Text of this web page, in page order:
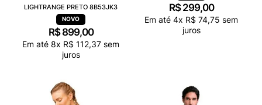
LIGHTRANGE PRETO 8B53JK3
R$ 899,00
Em até 8x R$ 112,37 sem
juros
R$ 299,00
Em até 4x R$ 74,75 sem
juros